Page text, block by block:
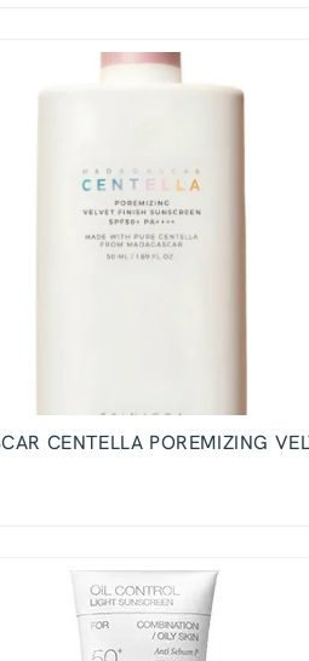
CENTELLA POREMIZING